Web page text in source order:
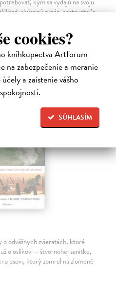
cookies?
kníhkupectva Artforum
na zabezpečenie a meranie
a zaistenie vášho
SÚHLASÍM
skúsený rybár, cestovateľ a
na sklade
odvážnych zvieratách, ktoré
o oslíkovi – štvornohej sanitke,
psovi, ktorý zomrel na zlomené